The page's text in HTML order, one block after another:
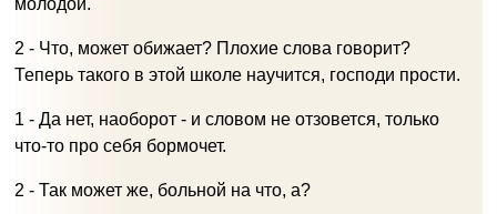
2 - Что, может обижает? Плохие слова говорит?
Теперь такого в этой школе научится, господи прости.
1 - Да нет, наоборот - и словом не отзовется, только
что-то про себя бормочет.
2 - Так может же, больной на что, а?